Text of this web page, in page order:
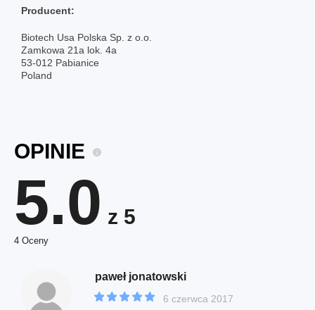
Producent:
Biotech Usa Polska Sp. z o.o.
Zamkowa 21a lok. 4a
53-012 Pabianice
Poland
OPINIE
5.0 z 5
4 Oceny
paweł jonatowski
6 czerwca 2017